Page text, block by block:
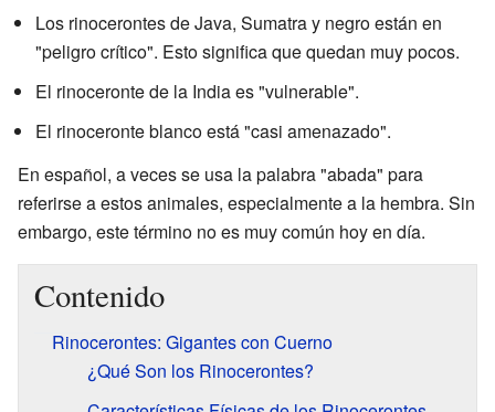
Los rinocerontes de Java, Sumatra y negro están en
"peligro crítico". Esto significa que quedan muy pocos.
El rinoceronte de la India es "vulnerable".
El rinoceronte blanco está "casi amenazado".
En español, a veces se usa la palabra "abada" para
referirse a estos animales, especialmente a la hembra. Sin
embargo, este término no es muy común hoy en día.
Contenido
Rinocerontes: Gigantes con Cuerno
¿Qué Son los Rinocerontes?